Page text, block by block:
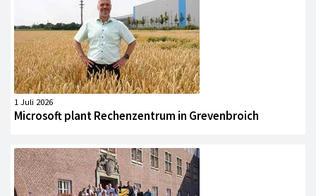
1 Juli 2026
Microsoft plant Rechenzentrum in Grevenbroich